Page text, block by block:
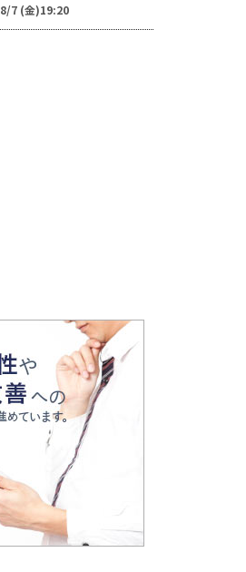
8/7 (金)19:20